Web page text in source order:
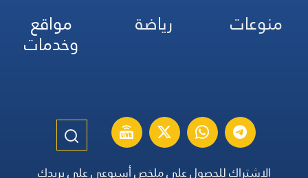
منوعات
رياضة مواقع
وخدمات
الاشتراك للحصول على ملخص أسبوعي على بريدك